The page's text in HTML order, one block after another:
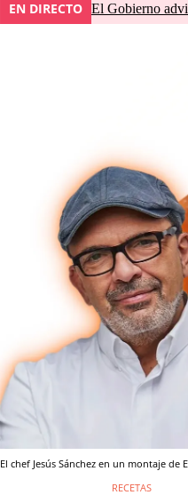
EN DIRECTO El Gobierno
El chef Jesús Sánchez en un montaje de
RECETAS